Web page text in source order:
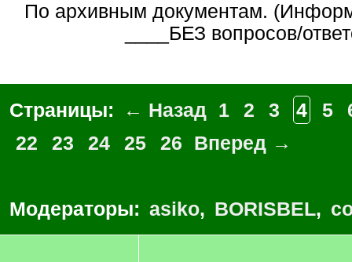
По архивным документам. (Информативная тема
____БЕЗ вопросов/
Страницы: ← Назад 1 2 3 4 5
22
23 24 25 26 Вперед →
Модераторы: asiko, BORISBEL,